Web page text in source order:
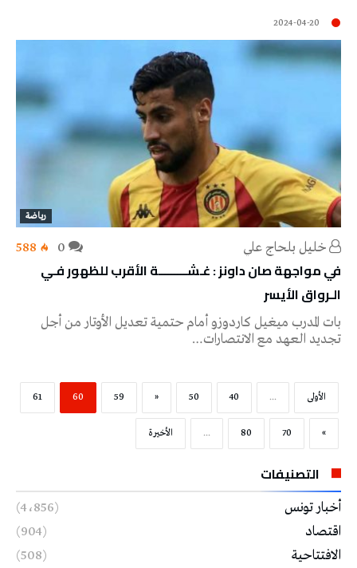
2024-04-20
رياضة
خليل‭ ‬بلحاج‭ ‬علي 588
في مواجهة صان داونز : غـشـــــــــة الأقرب للظهور فـي
الـرواق الأيسر
بات المدرب ميغيل كاردوزو أمام حتمية تعديل الأوتار من أجل
تجديد العهد مع الانتصارات…
‫الأولى‬ ...
40
50
«
59
60
61
»
70
80
... ‫الأخيرة‬
التصنيفات
أخبار تونس
(4٬856)
اقتصاد
(904)
الافتتاحية
(508)